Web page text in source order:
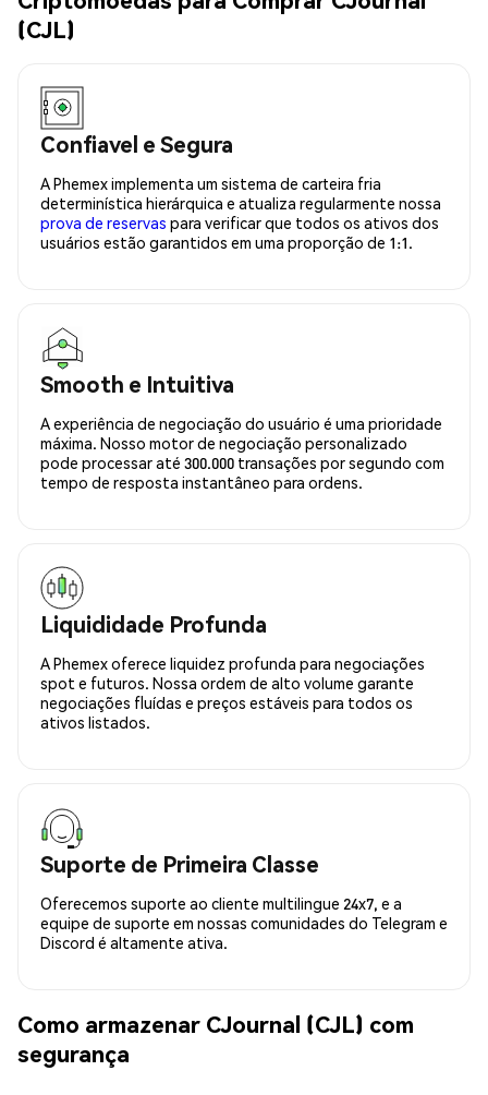
(CJL)
Confiavel e Segura
A Phemex implementa um sistema de carteira fria
determinística hierárquica e atualiza regularmente nossa
prova de reservas para verificar que todos os ativos dos
usuários estão garantidos em uma proporção de 1:1.
Smooth e Intuitiva
A experiência de negociação do usuário é uma prioridade
máxima. Nosso motor de negociação personalizado
pode processar até 300.000 transações por segundo com
tempo de resposta instantâneo para ordens.
Liquididade Profunda
A Phemex oferece liquidez profunda para negociações
spot e futuros. Nossa ordem de alto volume garante
negociações fluídas e preços estáveis para todos os
ativos listados.
Suporte de Primeira Classe
Oferecemos suporte ao cliente multilingue 24x7, e a
equipe de suporte em nossas comunidades do Telegram e
Discord é altamente ativa.
Como armazenar CJournal (CJL) com
segurança